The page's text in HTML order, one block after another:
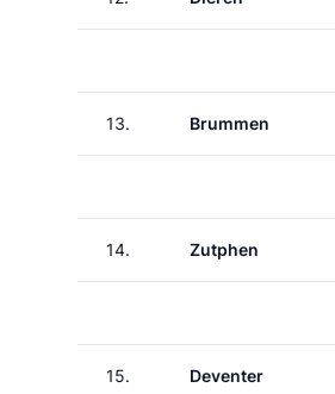
13. Brummen
14. Zutphen
15. Deventer